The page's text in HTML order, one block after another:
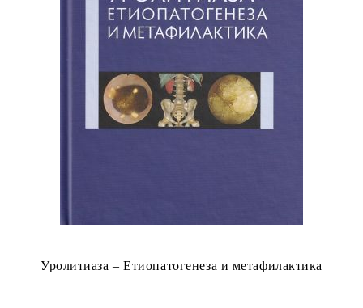
Уролитиаза – Етиопатогенеза и метафилактика